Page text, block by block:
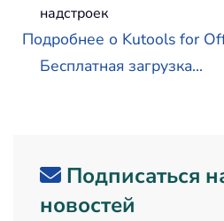
надстроек
Подробнее о Kutools for
Бесплатная загрузка...
Подписаться
новостей